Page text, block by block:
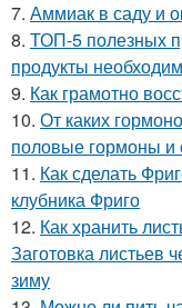
7. Аммиак в саду и
8. ТОП-5 полезных
продукты
9. Как грамотно
10. От каких
половые гормоны и
11. Как сделать
клубника Фриго
12. Как хранить
Заготовка листьев
зиму